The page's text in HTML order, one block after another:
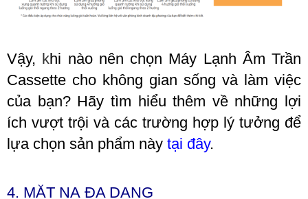
Vậy, khi nào nên chọn Máy Lạnh Âm Trần
Cassette cho không gian sống và làm việc
của bạn? Hãy tìm hiểu thêm về những lợi
ích vượt trội và các trường hợp lý tưởng để
lựa chọn sản phẩm này tại đây.
4. MẶT NẠ ĐA DẠNG